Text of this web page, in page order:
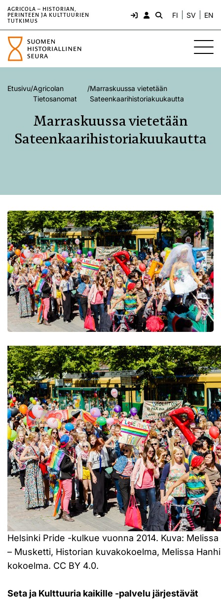
AGRICOLA – HISTORIAN,
PERINTEEN JA KULTTUURIEN
TUTKIMUS
FI SV EN
Etusivu/Agricolan
Tietosanomat
/Marraskuussa vietetään
Sateenkaarihistoriakuukautta
Marraskuussa vietetään
Sateenkaarihistoriakuukautta
Helsinki Pride -kulkue vuonna 2014. Kuva:
– Musketti, Historian kuvakokoelma, Melissa
kokoelma. CC BY 4.0.
Seta ja Kulttuuria kaikille -palvelu järjestävät